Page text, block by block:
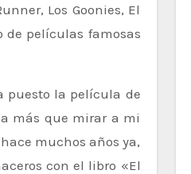
Los Goonies, El
de películas famosas
puesto la película de
más que mirar a mi
muchos años ya,
con el libro «El